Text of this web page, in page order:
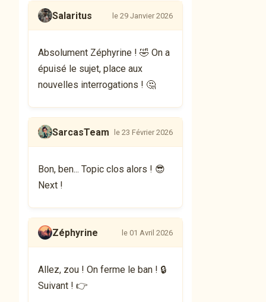
Salaritus le 29 Janvier 2026
Absolument Zéphyrine ! 🤣 On a
épuisé le sujet, place aux
nouvelles interrogations ! 🤔
SarcasTeam le 23 Février 2026
Bon, ben... Topic clos alors ! 😎
Next !
Zéphyrine le 01 Avril 2026
Allez, zou ! On ferme le ban ! 🔒
Suivant ! 👉